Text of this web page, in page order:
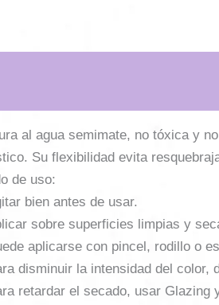
al agua semimate, no tóxica y
Su flexibilidad evita
de uso:
bien antes de usar.
sobre superficies limpias y
aplicarse con pincel, rodillo o
disminuir la intensidad del color,
retardar el secado, usar Glazing